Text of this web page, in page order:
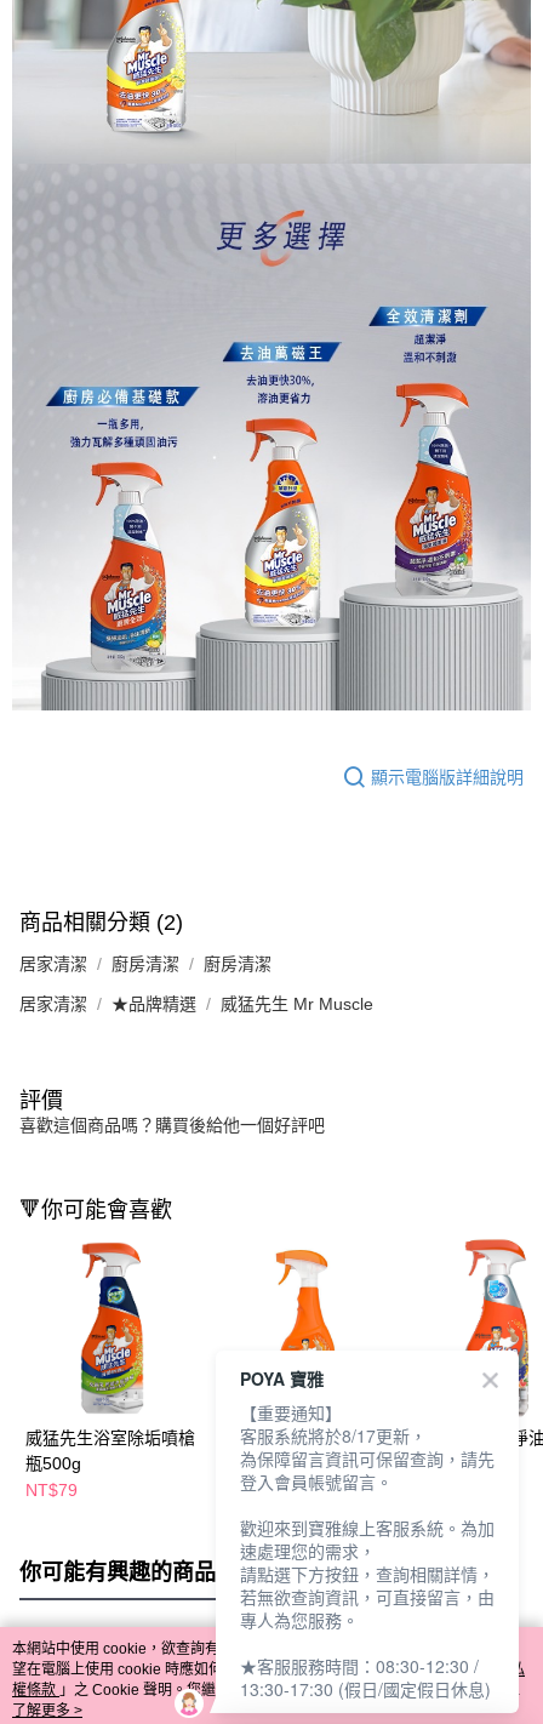
顯示電腦版詳細說明
商品相關分類 (2)
居家清潔 廚房清潔 廚房清潔
居家清潔 ★品牌精選 威猛先生 Mr Muscle
評價
喜歡這個商品嗎？購買後給他一個好評吧
🔻你可能會喜歡
威猛先生浴室除垢噴槍
瓶500g
NT$79
威猛先生去霉噴槍瓶
500g
NT$117
威猛先生廚房淨
噴槍瓶500g
你可能有興趣的商品 全站排行
熱門標籤
本網站中使用 cookie，欲查詢有關本網站使用 cookie 方式之詳情，及若您不希
望在電腦上使用 cookie 時應如何變更電腦的 cookie 設定，請參閱本網站「
隱私
權條款 」之 Cookie 聲明。您繼續使用本網站即表示您同意本公司得按本網站使
用條款之 Cookie 聲明使用 cookie。
了解更多 >
POYA 寶雅
【重要通知】
客服系統將於8/17更新，
為保障留言資訊可保留查詢，請先
登入會員帳號留言。
歡迎來到寶雅線上客服系統。為加
速處理您的需求，
請點選下方按鈕，查詢相關詳情，
若無欲查詢資訊，可直接留言，由
專人為您服務。
★客服服務時間：08:30-12:30 /
13:30-17:30 (假日/國定假日休息)